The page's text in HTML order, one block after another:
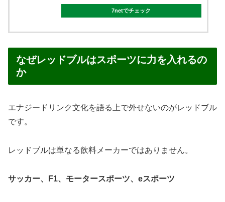
7netでチェック
なぜレッドブルはスポーツに力を入れるの
か
エナジードリンク文化を語る上で外せないのがレッドブル
です。
レッドブルは単なる飲料メーカーではありません。
サッカー、F1、モータースポーツ、eスポーツ